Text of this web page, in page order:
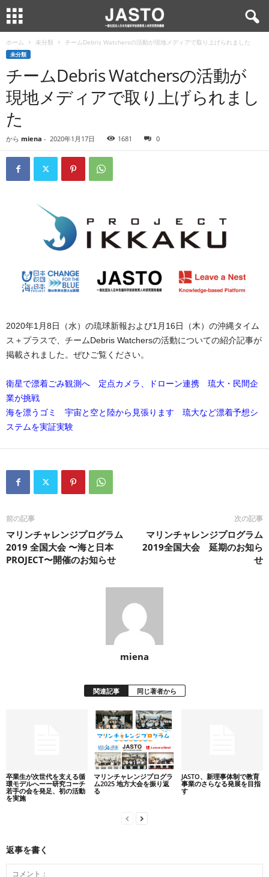
ホーム 未分類 チームDebris Watchersの活動が現地メディアで取り上げられました
未分類
チームDebris Watchersの活動が
現地メディアで取り上げられまし
た
から miena - 2020年1月17日 1681 0
2020年1月8日（水）の琉球新報および1月16日（木）の沖縄タイム
ス＋プラスで、チームDebris Watchersの活動についての紹介記事が
掲載されました。ぜひご覧ください。
衛星で漂着ごみ観測へ 定点カメラ、ドローン連携 琉大・民間企
業が挑戦
海を漂うゴミ 宇宙と空と陸から見張ります 琉大など漂着予想シ
ステムを実証実験
前の記事
マリンチャレンジプログラム
2019 全国大会 〜海と日本
PROJECT〜開催のお知らせ
次の記事
マリンチャレンジプログラム
2019全国大会 延期のお知ら
せ
miena
関連記事 同じ著者から
卒業生が次世代を支える循
環モデルへーー研究コーチ
若手の会を発足、初の活動
を実施
マリンチャレンジプログラ
ム2025 地方大会を振り返
る
JASTO、新理事体制で教育
事業のさらなる発展を目指
す
返事を書く